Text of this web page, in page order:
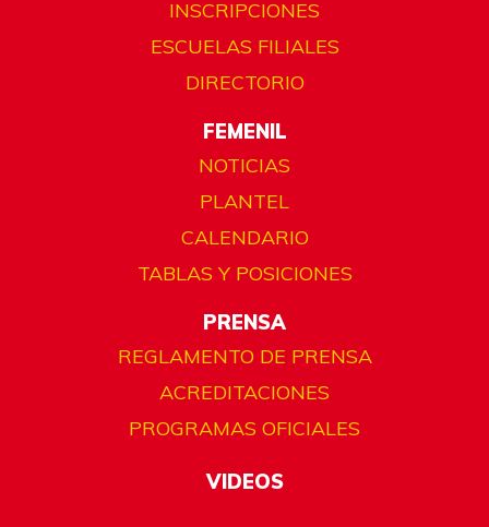
INSCRIPCIONES
ESCUELAS FILIALES
DIRECTORIO
FEMENIL
NOTICIAS
PLANTEL
CALENDARIO
TABLAS Y POSICIONES
PRENSA
REGLAMENTO DE PRENSA
ACREDITACIONES
PROGRAMAS OFICIALES
VIDEOS